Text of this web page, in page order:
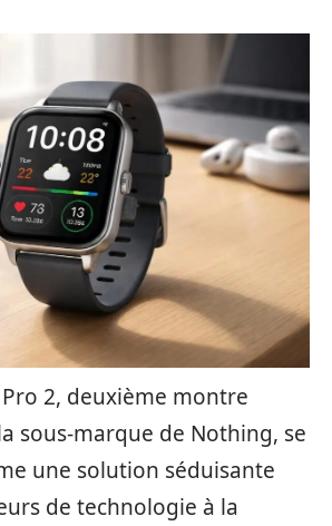
Pro 2, deuxième montre
sous-marque de Nothing, se
une solution séduisante
de technologie à la